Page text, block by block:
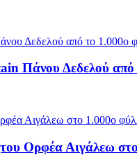
Πάνου Δεδελού
Ορφέα Αιγάλεω